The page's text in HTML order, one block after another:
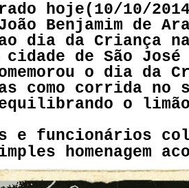
hoje(10/10/
Benjamim de
ao dia da Criança
de São José
o dia da
como corrida no
o
e funcionários
homenagem